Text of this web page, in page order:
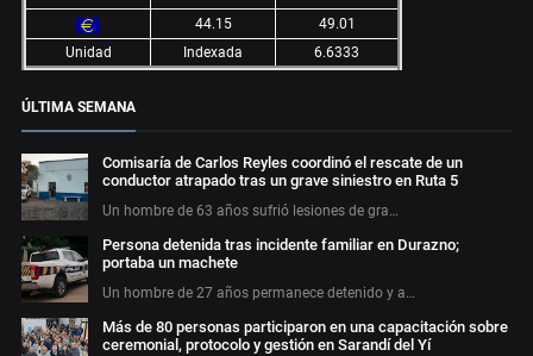
44.15
49.01
Unidad
Indexada 6.6333
ÚLTIMA SEMANA
Comisaría de Carlos Reyles coordinó el rescate de un
conductor atrapado tras un grave siniestro en Ruta 5
Un hombre de 63 años sufrió lesiones de gra…
Persona detenida tras incidente familiar en Durazno;
portaba un machete
Un hombre de 27 años permanece detenido y a…
Más de 80 personas participaron en una capacitación sobre
ceremonial, protocolo y gestión en Sarandí del Yí